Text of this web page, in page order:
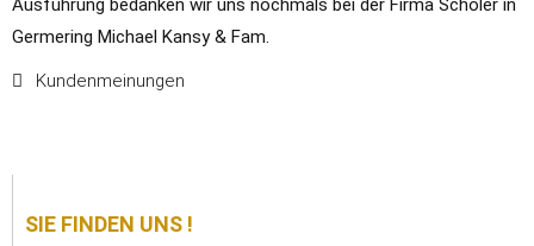
Ausführung bedanken wir uns nochmals bei der Firma Scholer in
Germering Michael Kansy & Fam.
Kundenmeinungen
SIE FINDEN UNS !